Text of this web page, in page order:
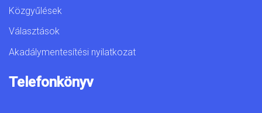
Közgyűlések
Választások
Akadálymentesítési nyilatkozat
Telefonkönyv